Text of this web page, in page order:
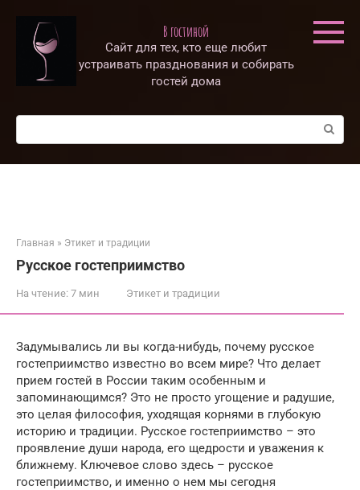
контенту
В гостиной
Сайт для тех, кто еще любит
устраивать празднования и собирать
гостей дома
Поиск:
Главная » Этикет и традиции
Русское гостеприимство
На чтение: 7 мин Этикет и традиции
Задумывались ли вы когда-нибудь, почему русское
гостеприимство известно во всем мире? Что делает
прием гостей в России таким особенным и
запоминающимся? Это не просто угощение и радушие,
это целая философия, уходящая корнями в глубокую
историю и традиции. Русское гостеприимство – это
проявление души народа, его щедрости и уважения к
ближнему. Ключевое слово здесь – русское
гостеприимство, и именно о нем мы сегодня